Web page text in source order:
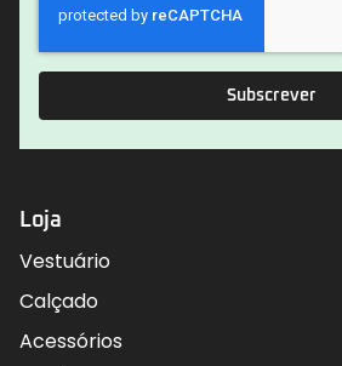
Subscrever
Loja
Vestuário
Calçado
Acessórios